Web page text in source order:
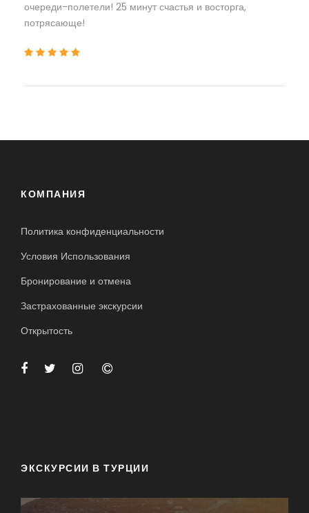
очереди-полетели! 25 минут счастья и восторга,
потрясающе!
КОМПАНИЯ
Политика конфиденциальности
Условия Использования
Бронирование и отмена
Застрахованные экскурсии
Открытость
ЭКСКУРСИИ В ТУРЦИИ